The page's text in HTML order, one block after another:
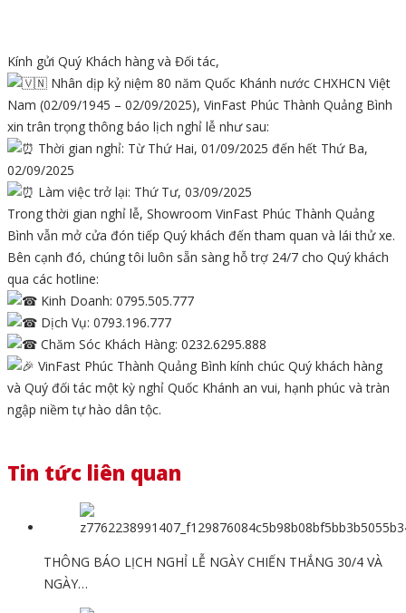
Kính gửi Quý Khách hàng và Đối tác,
Nhân dịp kỷ niệm 80 năm Quốc Khánh nước CHXHCN Việt
Nam (02/09/1945 – 02/09/2025), VinFast Phúc Thành Quảng Bình
xin trân trọng thông báo lịch nghỉ lễ như sau:
Thời gian nghỉ: Từ Thứ Hai, 01/09/2025 đến hết Thứ Ba,
02/09/2025
Làm việc trở lại: Thứ Tư, 03/09/2025
Trong thời gian nghỉ lễ, Showroom VinFast Phúc Thành Quảng
Bình vẫn mở cửa đón tiếp Quý khách đến tham quan và lái thử xe.
Bên cạnh đó, chúng tôi luôn sẵn sàng hỗ trợ 24/7 cho Quý khách
qua các hotline:
Kinh Doanh: 0795.505.777
Dịch Vụ: 0793.196.777
Chăm Sóc Khách Hàng: 0232.6295.888
VinFast Phúc Thành Quảng Bình kính chúc Quý khách hàng
và Quý đối tác một kỳ nghỉ Quốc Khánh an vui, hạnh phúc và tràn
ngập niềm tự hào dân tộc.
Tin tức liên quan
THÔNG BÁO LỊCH NGHỈ LỄ NGÀY CHIẾN THẮNG 30/4 VÀ
NGÀY…